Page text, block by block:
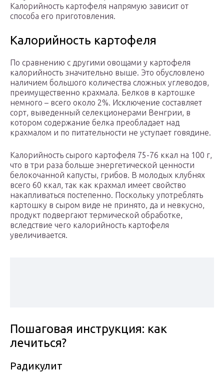
Калорийность картофеля напрямую зависит от
способа его приготовления.
Калорийность картофеля
По сравнению с другими овощами у картофеля
калорийность значительно выше. Это обусловлено
наличием большого количества сложных углеводов,
преимущественно крахмала. Белков в картошке
немного – всего около 2%. Исключение составляет
сорт, выведенный селекционерами Венгрии, в
котором содержание белка преобладает над
крахмалом и по питательности не уступает говядине.
Калорийность сырого картофеля 75-76 ккал на 100 г,
что в три раза больше энергетической ценности
белокочанной капусты, грибов. В молодых клубнях
всего 60 ккал, так как крахмал имеет свойство
накапливаться постепенно. Поскольку употреблять
картошку в сыром виде не принято, да и невкусно,
продукт подвергают термической обработке,
вследствие чего калорийность картофеля
увеличивается.
Пошаговая инструкция: как
лечиться?
Радикулит